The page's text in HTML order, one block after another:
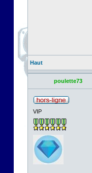
Haut
poulette73
VIP